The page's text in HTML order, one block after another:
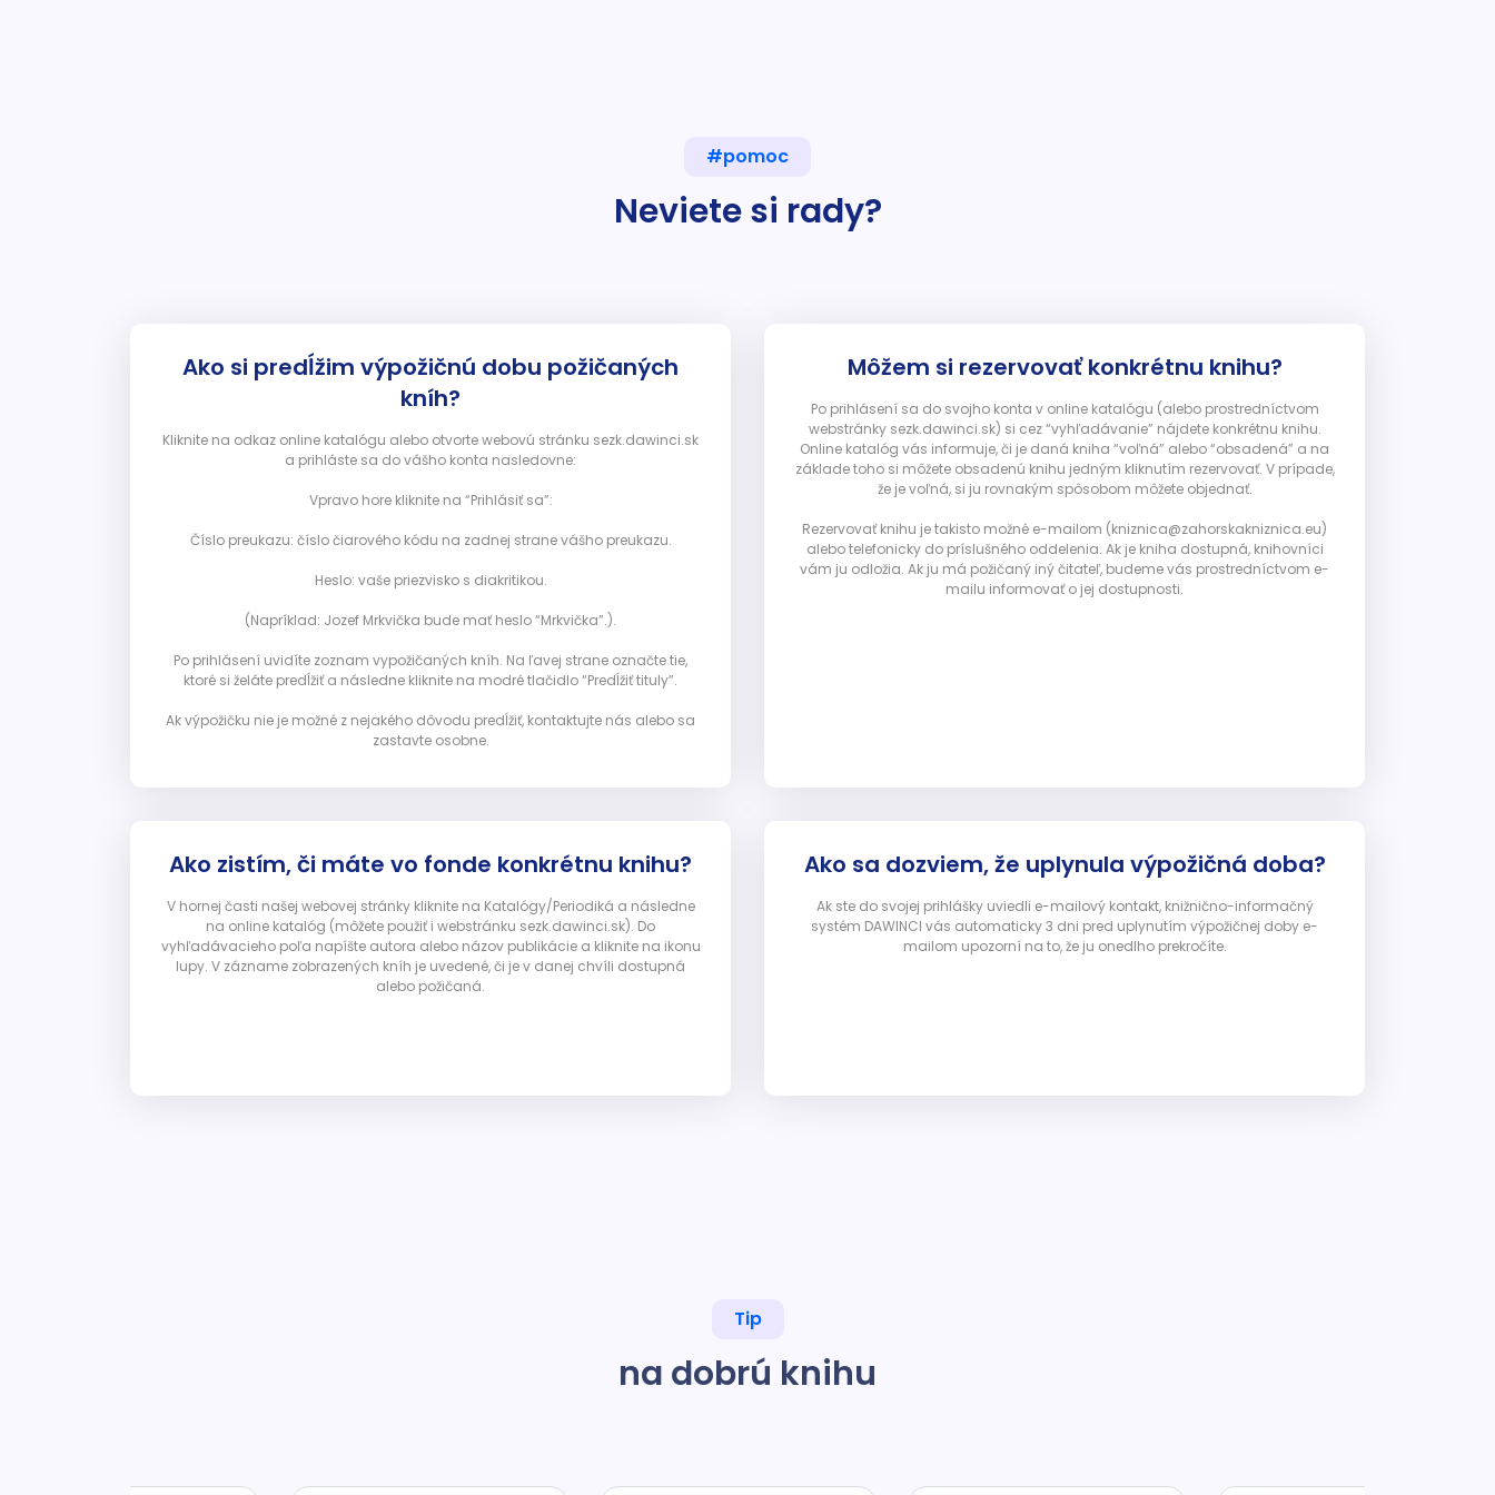
#pomoc
Neviete si rady?
Ako si predĺžim výpožičnú dobu požičaných
kníh?
Kliknite na odkaz online katalógu alebo otvorte webovú stránku sezk.dawinci.sk
a prihláste sa do vášho konta nasledovne:
Vpravo hore kliknite na “Prihlásiť sa”:
Číslo preukazu: číslo čiarového kódu na zadnej strane vášho preukazu.
Heslo: vaše priezvisko s diakritikou.
(Napríklad: Jozef Mrkvička bude mať heslo “Mrkvička”.).
Po prihlásení uvidíte zoznam vypožičaných kníh. Na ľavej strane označte tie,
ktoré si želáte predĺžiť a následne kliknite na modré tlačidlo “Predĺžiť tituly”.
Ak výpožičku nie je možné z nejakého dôvodu predĺžiť, kontaktujte nás alebo sa
zastavte osobne.
Môžem si rezervovať konkrétnu knihu?
Po prihlásení sa do svojho konta v online katalógu (alebo prostredníctvom
webstránky sezk.dawinci.sk) si cez “vyhľadávanie” nájdete konkrétnu knihu.
Online katalóg vás informuje, či je daná kniha “voľná” alebo “obsadená” a na
základe toho si môžete obsadenú knihu jedným kliknutím rezervovať. V prípade,
že je voľná, si ju rovnakým spôsobom môžete objednať.
Rezervovať knihu je takisto možné e-mailom (kniznica@zahorskakniznica.eu)
alebo telefonicky do príslušného oddelenia. Ak je kniha dostupná, knihovníci
vám ju odložia. Ak ju má požičaný iný čitateľ, budeme vás prostredníctvom e-
mailu informovať o jej dostupnosti.
Ako zistím, či máte vo fonde konkrétnu knihu?
V hornej časti našej webovej stránky kliknite na Katalógy/Periodiká a následne
na online katalóg (môžete použiť i webstránku sezk.dawinci.sk). Do
vyhľadávacieho poľa napíšte autora alebo názov publikácie a kliknite na ikonu
lupy. V zázname zobrazených kníh je uvedené, či je v danej chvíli dostupná
alebo požičaná.
Ako sa dozviem, že uplynula výpožičná doba?
Ak ste do svojej prihlášky uviedli e-mailový kontakt, knižnično-informačný
systém DAWINCI vás automaticky 3 dni pred uplynutím výpožičnej doby e-
mailom upozorní na to, že ju onedlho prekročíte.
Tip
na dobrú knihu